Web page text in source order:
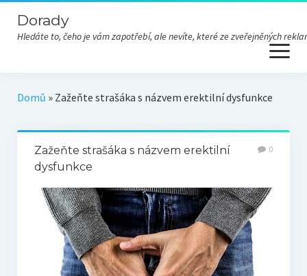
Dorady
Hledáte to, čeho je vám zapotřebí, ale nevíte, které ze zveřejněných
open
menu
Domů » Zažeňte strašáka s názvem erektilní dysfunkce
Zažeňte strašáka s názvem erektilní
dysfunkce
0